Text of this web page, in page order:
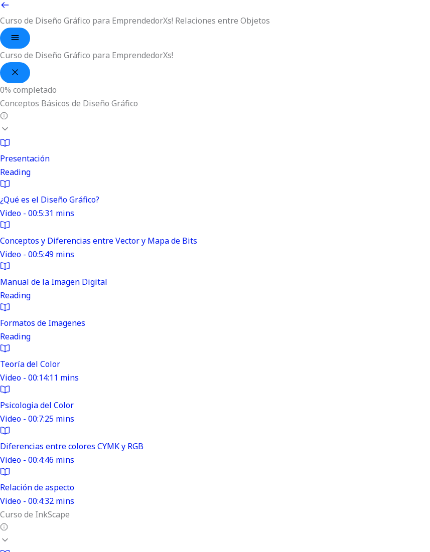
Curso de Diseño Gráfico para EmprendedorXs! Relaciones entre Objetos
Curso de Diseño Gráfico para EmprendedorXs!
0% completado
Conceptos Básicos de Diseño Gráfico
Presentación
Reading
¿Qué es el Diseño Gráfico?
Video - 00:5:31 mins
Conceptos y Diferencias entre Vector y Mapa de Bits
Video - 00:5:49 mins
Manual de la Imagen Digital
Reading
Formatos de Imagenes
Reading
Teoría del Color
Video - 00:14:11 mins
Psicologia del Color
Video - 00:7:25 mins
Diferencias entre colores CYMK y RGB
Video - 00:4:46 mins
Relación de aspecto
Video - 00:4:32 mins
Curso de InkScape